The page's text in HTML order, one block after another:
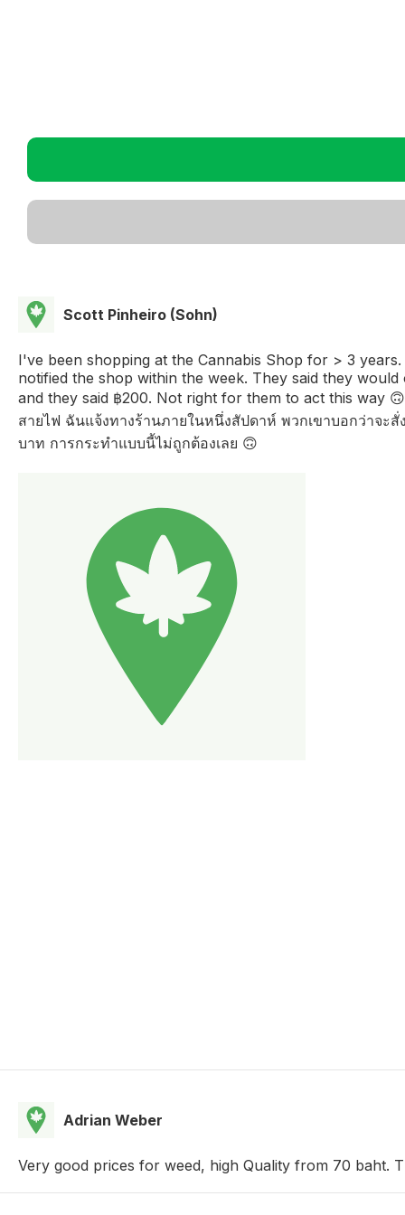
Scott Pinheiro (Sohn)
I've been shopping at the Cannabis Shop for > 3
notified the shop within the week. They said they
and they said ฿200. Not right for them to act this way
สายไฟ ฉันแจ้งทางร้านภายในหนึ่งสัปดาห์ พวกเขาบอกว่าจะ
บาท การกระทำแบบนี้ไม่ถูกต้องเลย 🙃
Adrian Weber
Very good prices for weed, high Quality from 70 baht.